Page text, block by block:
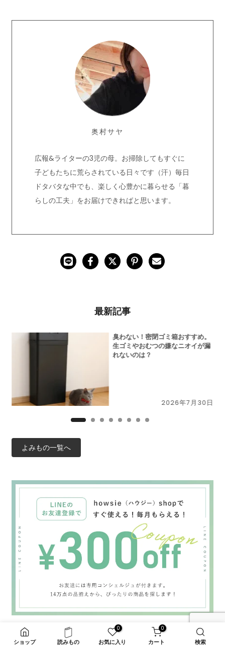
奥村サヤ
広報&ライターの3児の母。お掃除してもすぐに
子どもたちに荒らされている日々です（汗）毎日
ドタバタな中でも、楽しく心豊かに暮らせる「暮
らしの工夫」をお届けできればと思います。
最新記事
臭わない！密閉ゴミ箱おすすめ。
生ゴミやおむつの嫌なニオイが漏
れないのは？
2026年7月30日
よみもの一覧へ
ショップ 読みもの
0
お気に入り
0
カート 検索